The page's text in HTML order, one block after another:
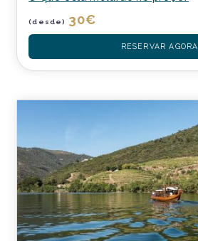
(desde) 30€
RESERVAR AGORA